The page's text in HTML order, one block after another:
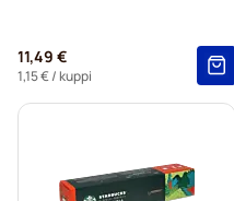
11,49 €
1,15 €/ kuppi